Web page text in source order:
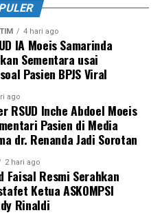
4 hari ago
IA Moeis Samarinda
Sementara usai
Pasien BPJS Viral
ago
RSUD Inche Abdoel Moeis
Pasien di Media
dr. Renanda Jadi Sorotan
2 hari ago
Faisal Resmi Serahkan
Ketua ASKOMPSI
Rinaldi